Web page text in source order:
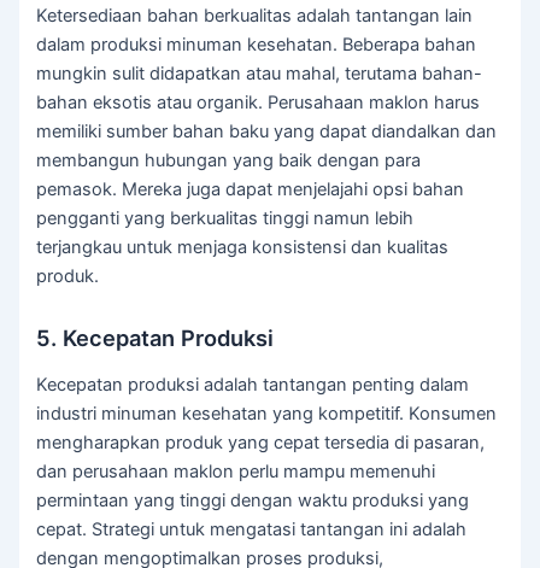
Ketersediaan bahan berkualitas adalah tantangan lain
dalam produksi minuman kesehatan. Beberapa bahan
mungkin sulit didapatkan atau mahal, terutama bahan-
bahan eksotis atau organik. Perusahaan maklon harus
memiliki sumber bahan baku yang dapat diandalkan dan
membangun hubungan yang baik dengan para
pemasok. Mereka juga dapat menjelajahi opsi bahan
pengganti yang berkualitas tinggi namun lebih
terjangkau untuk menjaga konsistensi dan kualitas
produk.
5. Kecepatan Produksi
Kecepatan produksi adalah tantangan penting dalam
industri minuman kesehatan yang kompetitif. Konsumen
mengharapkan produk yang cepat tersedia di pasaran,
dan perusahaan maklon perlu mampu memenuhi
permintaan yang tinggi dengan waktu produksi yang
cepat. Strategi untuk mengatasi tantangan ini adalah
dengan mengoptimalkan proses produksi,